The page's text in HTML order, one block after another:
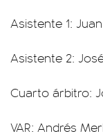
Asistente 1:
Asistente 2:
Cuarto árbitro:
VAR: Andrés